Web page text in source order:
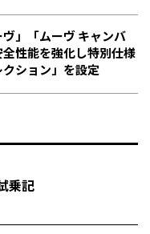
ヴ」「ムーヴ キャンバ
性能を強化し特別仕様
ション」を設定
乗記